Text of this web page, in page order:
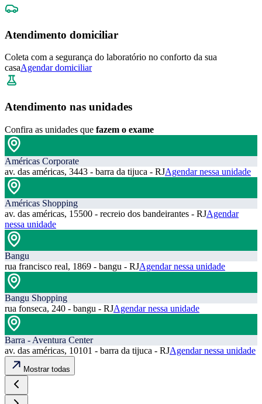
Atendimento domiciliar
Coleta com a segurança do laboratório no conforto da sua
casaAgendar domiciliar
Atendimento nas unidades
Confira as unidades que fazem o exame
Américas Corporate
av. das américas, 3443 - barra da tijuca - RJAgendar nessa unidade
Américas Shopping
av. das américas, 15500 - recreio dos bandeirantes - RJAgendar
nessa unidade
Bangu
rua francisco real, 1869 - bangu - RJAgendar nessa unidade
Bangu Shopping
rua fonseca, 240 - bangu - RJAgendar nessa unidade
Barra - Aventura Center
av. das américas, 10101 - barra da tijuca - RJAgendar nessa unidade
Mostrar todas